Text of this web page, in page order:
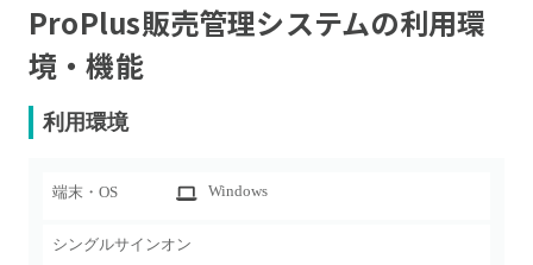
ProPlus販売管理システムの利用環
境・機能
利用環境
端末・OS Windows
シングルサインオン